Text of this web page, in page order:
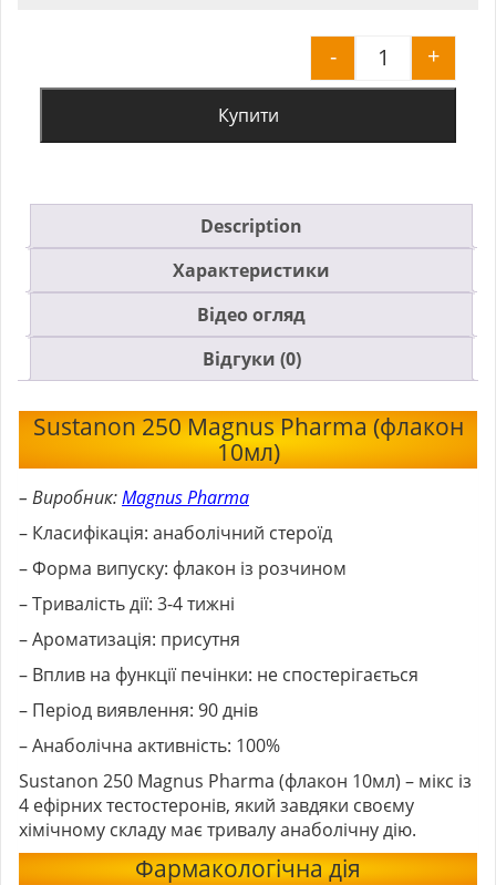
Sustanon
- +
Купити
Description
Характеристики
Відео огляд
Відгуки (0)
Sustanon 250 Magnus Pharma (флакон
10мл)
– Виробник:Magnus Pharma
– Класифікація: анаболічний стероїд
– Форма випуску: флакон із розчином
– Тривалість дії: 3-4 тижні
– Ароматизація: присутня
– Вплив на функції печінки: не спостерігається
– Період виявлення: 90 днів
– Анаболічна активність: 100%
Sustanon 250 Magnus Pharma (флакон 10мл) – мікс із
4 ефірних тестостеронів, який завдяки своєму
хімічному складу має тривалу анаболічну дію.
Фармакологічна дія